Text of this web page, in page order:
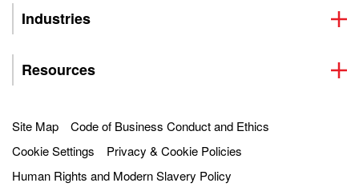
Industries
Resources
Site Map
Code of Business Conduct and Ethics
Cookie Settings
Privacy & Cookie Policies
Human Rights and Modern Slavery Policy